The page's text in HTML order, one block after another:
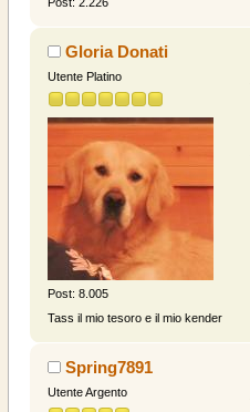
Gloria Donati
Utente Platino
Post: 8.005
Tass il mio tesoro e il mio kender
Spring7891
Utente Argento